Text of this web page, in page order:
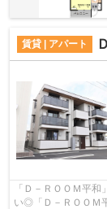
賃貸 | アパート
「Ｄ－ＲＯＯＭ平
い◎「Ｄ－ＲＯＯＭ